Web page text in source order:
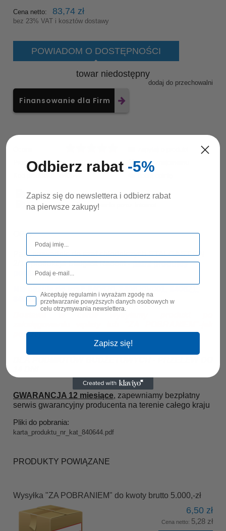
Cena netto: 83,74 zł
bez 23% VAT i kosztów dostawy
POWIADOM O DOSTĘPNOŚCI
towar niedostępny
dodaj do przechowalni
Finansowanie dla Firm
Producent: STALGAST
poleć znajomemu
OPIS
Para prowadnic do szaf chłodniczych STALGAST GN
2/1 - produkcja Stalgast Radom -patrz produkty
powiązane.
840621V001, 840130, 840145
poniżej
GWARANCJA 12 miesiące, zapewniamy bezpłatny
serwis gwarancyjny producenta na terenie całego kraju
Pliki do pobrania:
karta_produktu_nr_kat_840644.pdf
PRODUKTY POWIĄZANE
Wysyłka "ZA POBRANIEM" do kwoty brutto 5.000,-zł
6,50 zł
Cena netto: 5,28 zł
Odbierz rabat -5%
Zapisz się do newslettera i odbierz rabat
na pierwsze zakupy!
Akceptuję regulamin i wyrażam zgodę na
przetwarzanie powyższych danych osobowych w
celu otrzymywania newslettera.
Zapisz się!